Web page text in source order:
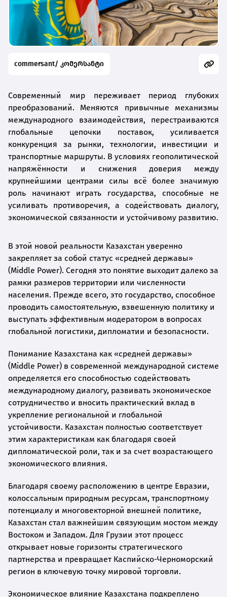
commersant/ კომერსანტი
Современный мир переживает период глубоких
преобразований. Меняются привычные механизмы
международного взаимодействия, перестраиваются
глобальные цепочки поставок, усиливается
конкуренция за рынки, технологии, инвестиции и
транспортные маршруты. В условиях геополитической
напряжённости и снижения доверия между
крупнейшими центрами силы всё более значимую
роль начинают играть государства, способные не
усиливать противоречия, а содействовать диалогу,
экономической связанности и устойчивому развитию.
В этой новой реальности Казахстан уверенно
закрепляет за собой статус «средней державы»
(Middle Power). Сегодня это понятие выходит далеко за
рамки размеров территории или численности
населения. Прежде всего, это государство, способное
проводить самостоятельную, взвешенную политику и
выступать эффективным модератором в вопросах
глобальной логистики, дипломатии и безопасности.
Понимание Казахстана как «средней державы»
(Middle Power) в современной международной системе
определяется его способностью содействовать
международному диалогу, развивать экономическое
сотрудничество и вносить практический вклад в
укрепление региональной и глобальной
устойчивости. Казахстан полностью соответствует
этим характеристикам как благодаря своей
дипломатической роли, так и за счет возрастающего
экономического влияния.
Благодаря своему расположению в центре Евразии,
колоссальным природным ресурсам, транспортному
потенциалу и многовекторной внешней политике,
Казахстан стал важнейшим связующим мостом между
Востоком и Западом. Для Грузии этот процесс
открывает новые горизонты стратегического
партнерства и превращает Каспийско-Черноморский
регион в ключевую точку мировой торговли.
Экономическое влияние Казахстана подкреплено